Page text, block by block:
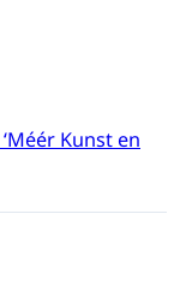
Kunst en